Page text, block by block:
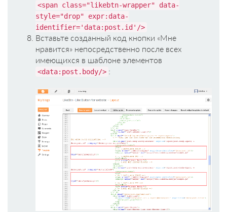
<span class="likebtn-wrapper" data-
style="drop" expr:data-
identifier='data:post.id'/>
Вставьте созданный код кнопки «Мне
нравится» непосредственно после всех
имеющихся в шаблоне элементов
<data:post.body/> :